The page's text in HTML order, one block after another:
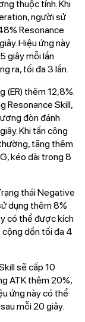
thuộc tính. Khi
người sử
Resonance
Hiệu ứng này
giây mỗi lần
ra, tối đa 3 lần.
(ER) thêm 12,8%.
Resonance Skill,
đòn đánh
Khi tấn công
tăng thêm
kéo dài trong 8
thái Negative
dụng thêm 8%
có thể được kích
cộng dồn tối đa 4
sẽ cấp 10
ATK thêm 20%,
ứng này có thể
mỗi 20 giây.